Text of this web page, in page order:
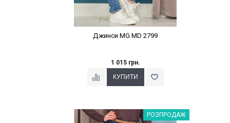
Джинси MG MD 2799
1 015 грн.
Наклейки Варіант з %РОЗПРОДАЖ